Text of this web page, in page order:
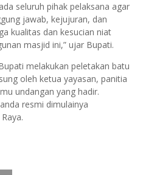
seluruh pihak pelaksana agar
jawab, kejujuran, dan
kualitas dan kesucian niat
masjid ini,” ujar Bupati.
melakukan peletakan batu
oleh ketua yayasan, panitia
undangan yang hadir.
resmi dimulainya